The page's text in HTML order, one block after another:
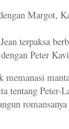
Margot,
terpaksa
Peter
memanasi
tentang Peter-